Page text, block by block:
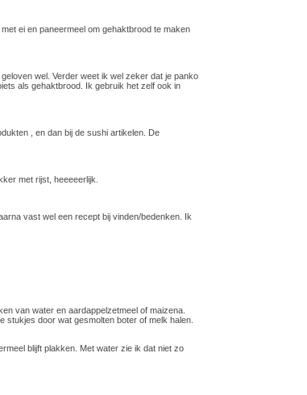
ei en paneermeel om gehaktbrood te maken
wel. Verder weet ik wel zeker dat je panko
als gehaktbrood. Ik gebruik het zelf ook in
, en dan bij de sushi artikelen. De
met rijst, heeeeerlijk.
vast wel een recept bij vinden/bedenken. Ik
van water en aardappelzetmeel of maizena.
stukjes door wat gesmolten boter of melk halen.
blijft plakken. Met water zie ik dat niet zo